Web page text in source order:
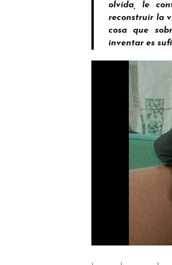
olvida, le
reconstruir la
cosa que
inventar es